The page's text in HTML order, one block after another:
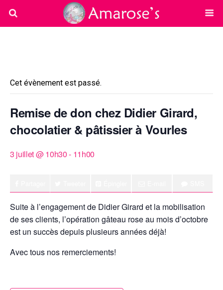
Cet évènement est passé.
Remise de don chez Didier Girard,
chocolatier & pâtissier à Vourles
3 juillet @ 10h30- 11h00
Suite à l’engagement de Didier Girard et la mobilisation
de ses clients, l’opération gâteau rose au mois d’octobre
est un succès depuis plusieurs années déjà!
Avec tous nos remerciements!